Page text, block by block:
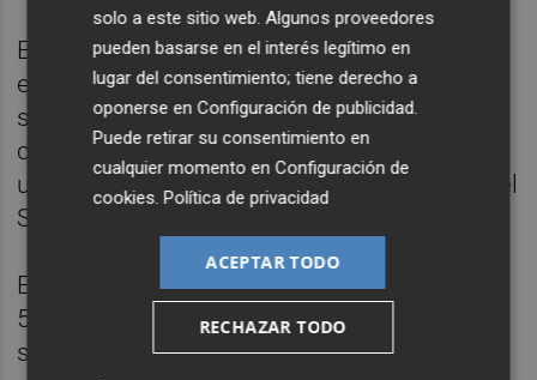
Entre las caídas más significativas ese mes
estuvo la de México, de dos décimas para
situarse en el 2,6 %, ya que es uno de los
cuatro Estados de la organización que tenía
una tasa inferior al 3 %, al igual que Corea del
Sur (2,8 %), Israel (2,9 %) y Japón (2,5 %).
En Italia, el descenso fue de una décima, al
5,1 %, que es el mínimo para este país de su
serie histórica.
solo a este sitio web. Algunos proveedores
pueden basarse en el interés legítimo en
lugar del consentimiento; tiene derecho a
oponerse enConfiguración de publicidad.
Puede retirar su consentimiento en
cualquier momento enConfiguración de
cookies.Política de privacidad
ACEPTAR TODO
RECHAZAR TODO